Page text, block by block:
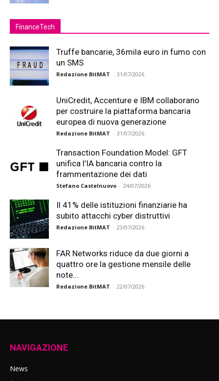
FinanceTech
Truffe bancarie, 36mila euro in fumo con
un SMS
Redazione BitMAT - 31/07/2026
UniCredit, Accenture e IBM collaborano
per costruire la piattaforma bancaria
europea di nuova generazione
Redazione BitMAT - 31/07/2026
Transaction Foundation Model: GFT
unifica l’IA bancaria contro la
frammentazione dei dati
Stefano Castelnuovo - 24/07/2026
Il 41% delle istituzioni finanziarie ha
subito attacchi cyber distruttivi
Redazione BitMAT - 23/07/2026
FAR Networks riduce da due giorni a
quattro ore la gestione mensile delle
note...
Redazione BitMAT - 22/07/2026
NAVIGAZIONE
News